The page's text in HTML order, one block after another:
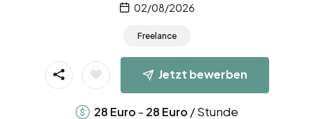
02/08/2026
Freelance
Jetzt bewerben
28 Euro - 28 Euro / Stunde